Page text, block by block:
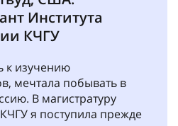
Института
КЧГУ
к изучению
мечтала побывать в
В магистратуру
я поступила прежде